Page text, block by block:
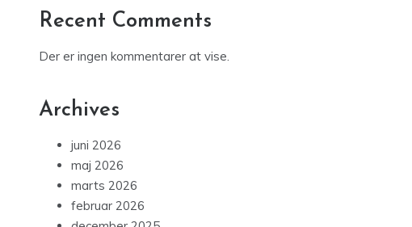
Recent Comments
Der er ingen kommentarer at vise.
Archives
juni 2026
maj 2026
marts 2026
februar 2026